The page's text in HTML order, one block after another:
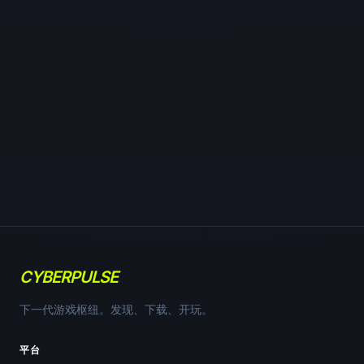
CYBERPULSE
下一代游戏枢纽。发现、下载、开玩。
平台